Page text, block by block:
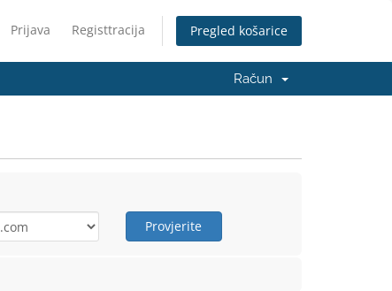
Prijava Registtracija Pregled košarice
Račun
Provjerite